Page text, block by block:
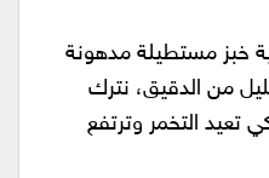
خبز مستطيلة مدهونة
من الدقيق، نترك
تعيد التخمر وترتفع